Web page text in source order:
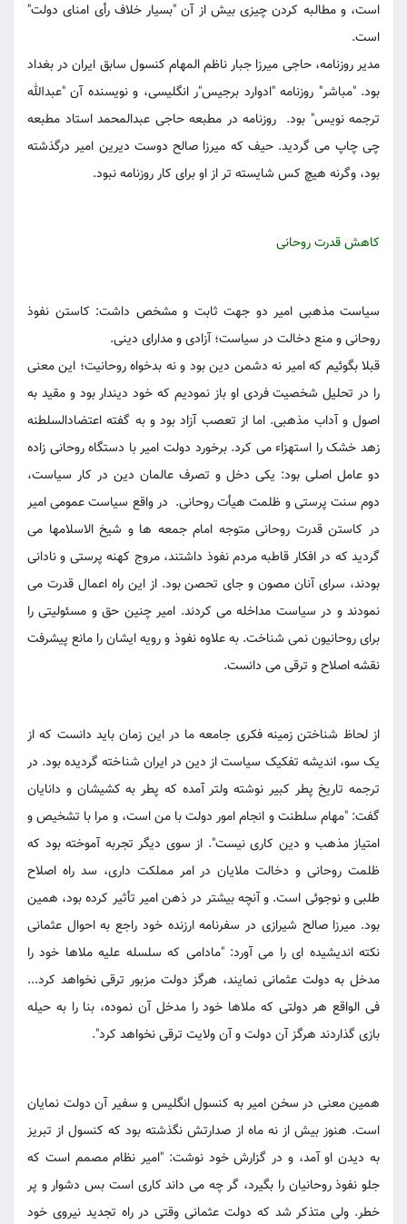
است، و مطالبه کردن چیزی بیش از آن "بسیار خلاف رأی امنای دولت"
است.
مدیر روزنامه، حاجی میرزا جبار ناظم المهام کنسول سابق ایران در بغداد
بود. "مباشر" روزنامه "ادوارد برجیس"ر انگلیسی، و نویسنده آن "عبدالله
ترجمه نویس" بود. روزنامه در مطبعه حاجی عبدالمحمد استاد مطبعه
چی چاپ می گردید. حیف که میرزا صالح دوست دیرین امیر درگذشته
بود، وگرنه هیچ کس شایسته تر از او برای کار روزنامه نبود.
کاهش قدرت روحانی
سیاست مذهبی امیر دو جهت ثابت و مشخص داشت: کاستن نفوذ
روحانی و منع دخالت در سیاست؛ آزادی و مدارای دینی.
قبلا بگوئیم که امیر نه دشمن دین بود و نه بدخواه روحانیت؛ این معنی
را در تحلیل شخصیت فردی او باز نمودیم که خود دیندار بود و مقید به
اصول و آداب مذهبی. اما از تعصب آزاد بود و به گفته اعتضادالسلطنه
زهد خشک را استهزاء می کرد. برخورد دولت امیر با دستگاه روحانی زاده
دو عامل اصلی بود: یکی دخل و تصرف عالمان دین در کار سیاست،
دوم سنت پرستی و ظلمت هیأت روحانی. در واقع سیاست عمومی امیر
در کاستن قدرت روحانی متوجه امام جمعه ها و شیخ الاسلامها می
گردید که در افکار قاطبه مردم نفوذ داشتند، مروج کهنه پرستی و نادانی
بودند، سرای آنان مصون و جای تحصن بود. از این راه اعمال قدرت می
نمودند و در سیاست مداخله می کردند. امیر چنین حق و مسئولیتی را
برای روحانیون نمی شناخت. به علاوه نفوذ و رویه ایشان را مانع پیشرفت
نقشه اصلاح و ترقی می دانست.
از لحاظ شناختن زمینه فکری جامعه ما در این زمان باید دانست که از
یک سو، اندیشه تفکیک سیاست از دین در ایران شناخته گردیده بود. در
ترجمه تاریخ پطر کبیر نوشته ولتر آمده که پطر به کشیشان و دانایان
گفت: "مهام سلطنت و انجام امور دولت با من است، و مرا با تشخیص و
امتیاز مذهب و دین کاری نیست". از سوی دیگر تجربه آموخته بود که
ظلمت روحانی و دخالت ملایان در امر مملکت داری، سد راه اصلاح
طلبی و نوجوئی است. و آنچه بیشتر در ذهن امیر تأثیر کرده بود، همین
بود. میرزا صالح شیرازی در سفرنامه ارزنده خود راجع به احوال عثمانی
نکته اندیشیده ای را می آورد: "مادامی که سلسله علیه ملاها خود را
مدخل به دولت عثمانی نمایند، هرگز دولت مزبور ترقی نخواهد کرد...
فی الواقع هر دولتی که ملاها خود را مدخل آن نموده، بنا را به حیله
بازی گذاردند هرگز آن دولت و آن ولایت ترقی نخواهد کرد".
همین معنی در سخن امیر به کنسول انگلیس و سفیر آن دولت نمایان
است. هنوز بیش از نه ماه از صدارتش نگذشته بود که کنسول از تبریز
به دیدن او آمد، و در گزارش خود نوشت: "امیر نظام مصمم است که
جلو نفوذ روحانیان را بگیرد، گر چه می داند کاری است بس دشوار و پر
خطر. ولی متذکر شد که دولت عثمانی وقتی در راه تجدید نیروی خود